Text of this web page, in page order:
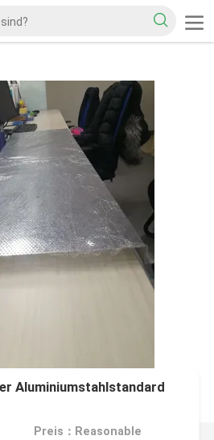
Aluminiumstahlstandard
Preis：Reasonable